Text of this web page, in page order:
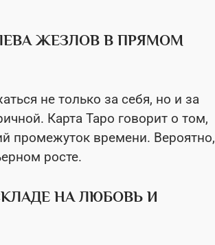
ЖЕЗЛОВ В ПРЯМОМ
не только за себя, но и за
Карта Таро говорит о том,
промежуток времени. Вероятно,
росте.
НА ЛЮБОВЬ И